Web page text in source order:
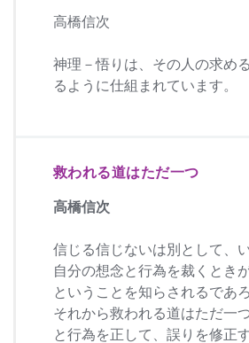
高橋信次
神理－悟りは、その人の求め
るように仕組まれています。
救われる道はただ一つ
高橋信次
信じる信じないは別として、
自分の想念と行為を裁くとき
ということを知らされるであ
それから救われる道はただ一
と行為を正して、誤りを修正